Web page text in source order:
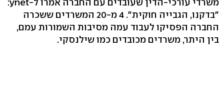
"בדקנו, הגבייה חוקית". 4 מ-20 המשרדים ששכרה
החברה הפסיקו לעבוד עמה מסיבות השמורות עמם,
בין היתר, משרדים מכובדים כמו שילנסקי.